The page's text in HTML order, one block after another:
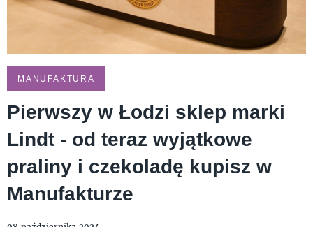
MANUFAKTURA
Pierwszy w Łodzi sklep marki
Lindt - od teraz wyjątkowe
praliny i czekoladę kupisz w
Manufakturze